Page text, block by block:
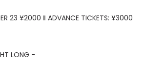
23 ¥2000 ‖ ADVANCE TICKETS: ¥3000
LONG -